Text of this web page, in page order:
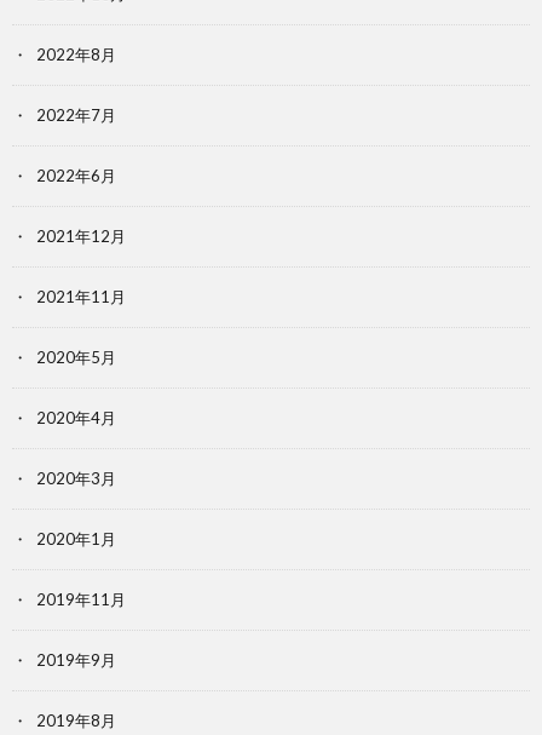
2022年8月
2022年7月
2022年6月
2021年12月
2021年11月
2020年5月
2020年4月
2020年3月
2020年1月
2019年11月
2019年9月
2019年8月